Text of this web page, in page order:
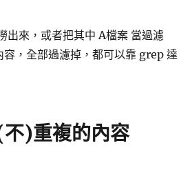
出來，或者把其中 A檔案 當過濾
，全部過濾掉，都可以靠 grep 達
)重複的內容